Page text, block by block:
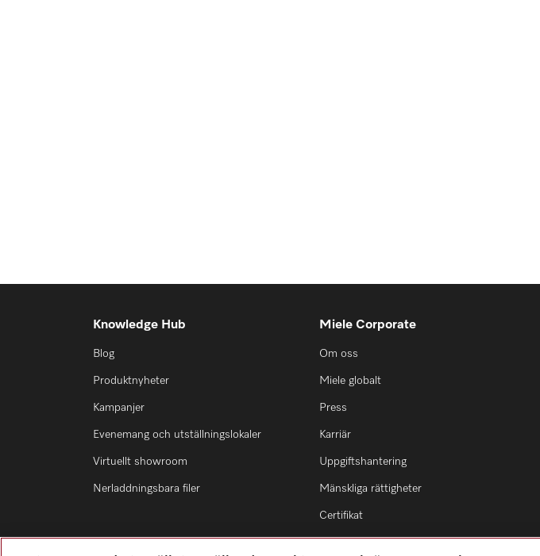
Knowledge Hub
Blog
Produktnyheter
Kampanjer
Evenemang och utställningslokaler
Virtuellt showroom
Nerladdningsbara filer
Miele Corporate
Om oss
Miele globalt
Press
Karriär
Uppgiftshantering
Mänskliga rättigheter
Certifikat